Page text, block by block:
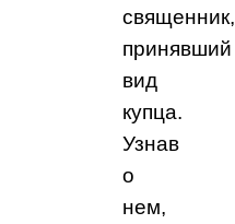
священник,
принявший
вид
купца.
Узнав
о
нем,